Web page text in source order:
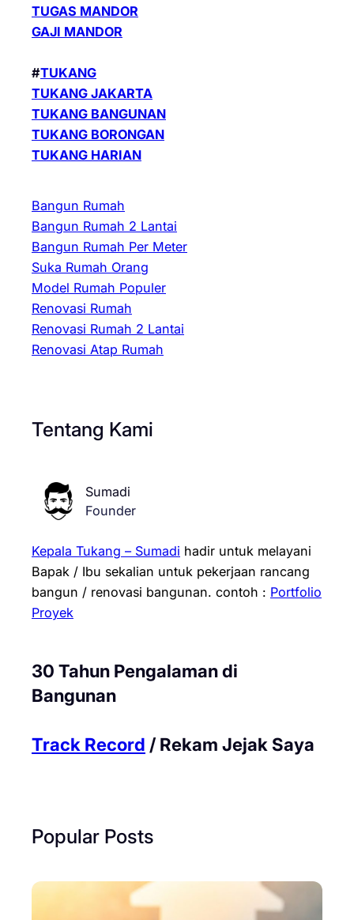
TUGAS MANDOR
GAJI MANDOR
#TUKANG
TUKANG JAKARTA
TUKANG BANGUNAN
TUKANG BORONGAN
TUKANG HARIAN
Bangun Rumah
Bangun Rumah 2 Lantai
Bangun Rumah Per Meter
Suka Rumah Orang
Model Rumah Populer
Renovasi Rumah
Renovasi Rumah 2 Lantai
Renovasi Atap Rumah
Tentang Kami
Sumadi
Founder
Kepala Tukang – Sumadi hadir untuk melayani
Bapak / Ibu sekalian untuk pekerjaan rancang
bangun / renovasi bangunan. contoh : Portfolio
Proyek
30 Tahun Pengalaman di
Bangunan
Track Record / Rekam Jejak Saya
Popular Posts